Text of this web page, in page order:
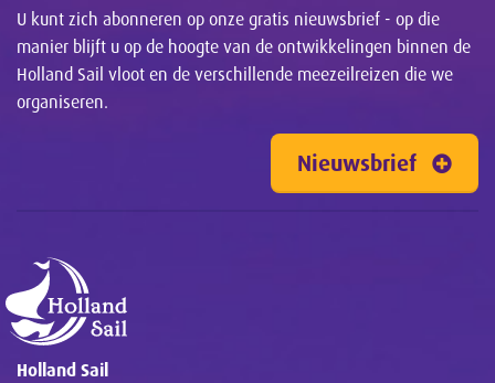
U kunt zich abonneren op onze gratis nieuwsbrief - op die
manier blijft u op de hoogte van de ontwikkelingen binnen de
Holland Sail vloot en de verschillende meezeilreizen die we
organiseren.
Nieuwsbrief
Holland Sail